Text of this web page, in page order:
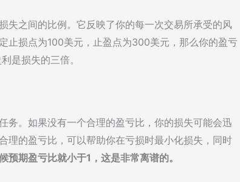
失之间的比例。它反映了你的每一次交易所承受的风
止损点为100美元，止盈点为300美元，那么你的盈亏
是损失的三倍。
务。如果没有一个合理的盈亏比，你的损失可能会迅
理的盈亏比，可以帮助你在亏损时最小化损失，同时
预期盈亏比就小于1，这是非常离谱的。